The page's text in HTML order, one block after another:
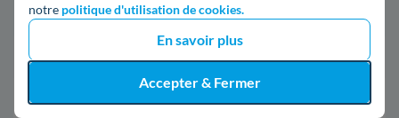
notre politique d'utilisation de cookies.
En savoir plus
Accepter & Fermer
l'on retrouve aux Pavillons-sous-Bois
Fournisseur Prix du kWh*
16,34 c€/kWh